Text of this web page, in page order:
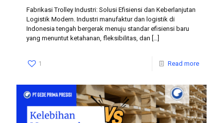
Fabrikasi Trolley Industri: Solusi Efisiensi dan Keberlanjutan
Logistik Modern. Industri manufaktur dan logistik di
Indonesia tengah bergerak menuju standar efisiensi baru
yang menuntut ketahanan, fleksibilitas, dan […]
1 Read more